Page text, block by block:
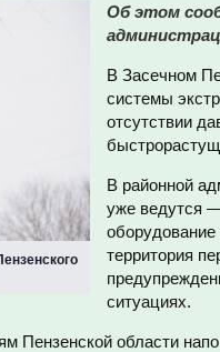
Об этом
В Засечном
системы
отсутствии
В районной
уже ведутся
территория
ситуациях.
Пензенской области